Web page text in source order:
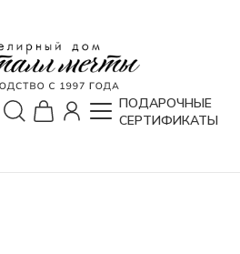
ПОДАРОЧНЫЕ
СЕРТИФИКАТЫ